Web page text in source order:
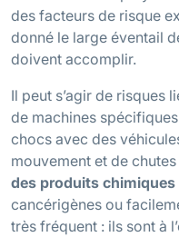
des facteurs de risque
donné le large éventail
doivent accomplir.
Il peut s’agir de risques
de machines
chocs avec des
mouvement et de
des produits
cancérigènes ou
très fréquent : ils sont à